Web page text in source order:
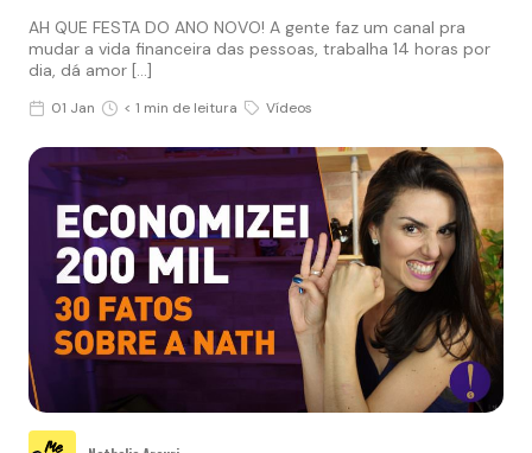
AH QUE FESTA DO ANO NOVO! A gente faz um canal pra
mudar a vida financeira das pessoas, trabalha 14 horas por
dia, dá amor […]
01 Jan < 1 min de leitura Vídeos